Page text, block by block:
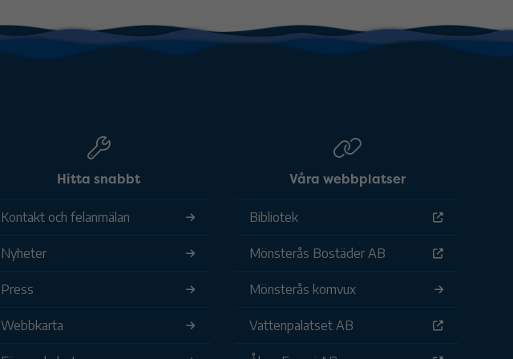
Hitta snabbt
Kontakt och felanmälan
Nyheter
Press
Webbkarta
Våra webbplatser
Bibliotek
Mönsterås Bostäder AB
Mönsterås komvux
Vattenpalatset AB